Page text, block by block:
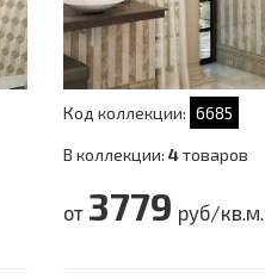
Код коллекции: 6685
В коллекции: 4товаров
от 3779 руб/кв.м.